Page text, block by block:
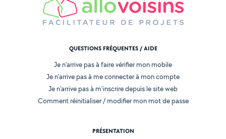
QUESTIONS FRÉQUENTES / AIDE
Je n'arrive pas à faire vérifier mon mobile
Je n'arrive pas à me connecter à mon compte
Je n'arrive pas à m'inscrire depuis le site web
Comment réinitialiser / modifier mon mot de passe
PRÉSENTATION